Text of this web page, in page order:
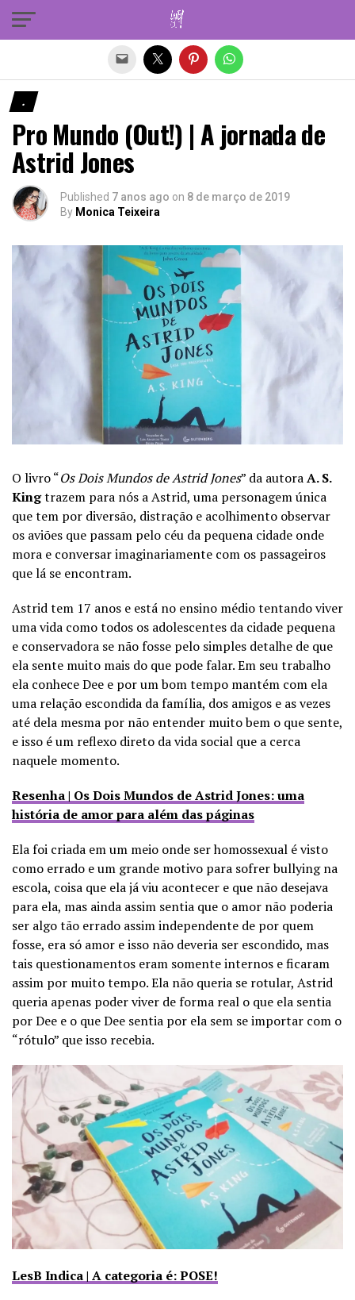
.
Pro Mundo (Out!) | A jornada de
Astrid Jones
Published 7 anos ago on 8 de março de 2019
By Monica Teixeira
O livro “Os Dois Mundos de Astrid Jones” da autoraA. S.
Kingtrazem para nós a Astrid, uma personagem única
que tem por diversão, distração e acolhimento observar
os aviões que passam pelo céu da pequena cidade onde
mora e conversar imaginariamente com os passageiros
que lá se encontram.
Astrid tem 17 anos e está no ensino médio tentando viver
uma vida como todos os adolescentes da cidade pequena
e conservadora se não fosse pelo simples detalhe de que
ela sente muito mais do que pode falar.Em seu trabalho
ela conhece Dee e por um bom tempo mantém com ela
uma relação escondida da família, dos amigos e as vezes
até dela mesma por não entender muito bem o que sente,
e isso é um reflexo direto da vida social que a cerca
naquele momento.
Resenha | Os Dois Mundos de Astrid Jones: uma
história de amor para além das páginas
Ela foi criada em um meio onde ser homossexual é visto
como errado e um grande motivo para sofrer bullying na
escola, coisa que ela já viu acontecer e que não desejava
para ela, mas ainda assim sentia que o amor não poderia
ser algo tão errado assim independente de por quem
fosse, era só amor e isso não deveria ser escondido, mas
tais questionamentos eram somente internos e ficaram
assim por muito tempo. Ela não queria se rotular, Astrid
queria apenas poder viver de forma real o que ela sentia
por Dee e o que Dee sentia por ela sem se importar com o
“rótulo” que isso recebia.
LesB Indica | A categoria é: POSE!
Sair da versão mobile